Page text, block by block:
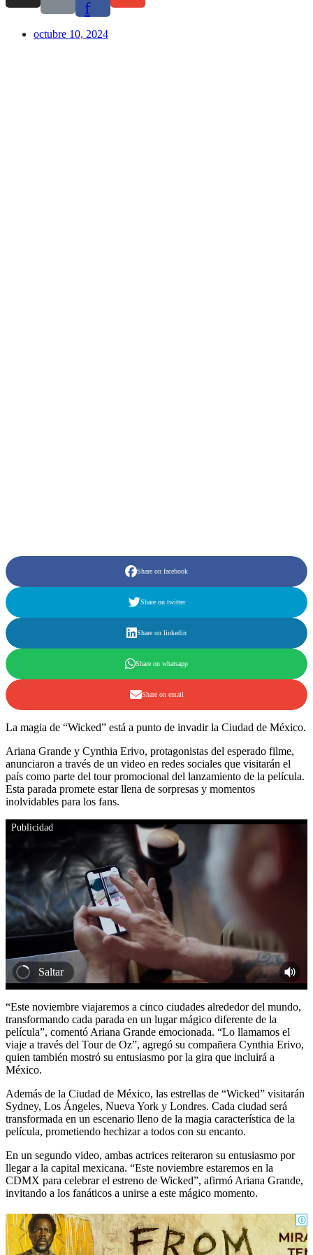
f
octubre 10, 2024
Share on facebook
Share on twitter
Share on linkedin
Share on whatsapp
Share on email
La magia de “Wicked” está a punto de invadir la Ciudad de México.
Ariana Grande y Cynthia Erivo, protagonistas del esperado filme,
anunciaron a través de un video en redes sociales que visitarán el
país como parte del tour promocional del lanzamiento de la película.
Esta parada promete estar llena de sorpresas y momentos
inolvidables para los fans.
MEDIA_ELEMENT_ERROR: Format error
Publicidad
Saltar
“Este noviembre viajaremos a cinco ciudades alrededor del mundo,
transformando cada parada en un lugar mágico diferente de la
película”, comentó Ariana Grande emocionada. “Lo llamamos el
viaje a través del Tour de Oz”, agregó su compañera Cynthia Erivo,
quien también mostró su entusiasmo por la gira que incluirá a
México.
Además de la Ciudad de México, las estrellas de “Wicked” visitarán
Sydney, Los Ángeles, Nueva York y Londres. Cada ciudad será
transformada en un escenario lleno de la magia característica de la
película, prometiendo hechizar a todos con su encanto.
En un segundo video, ambas actrices reiteraron su entusiasmo por
llegar a la capital mexicana. “Este noviembre estaremos en la
CDMX para celebrar el estreno de Wicked”, afirmó Ariana Grande,
invitando a los fanáticos a unirse a este mágico momento.